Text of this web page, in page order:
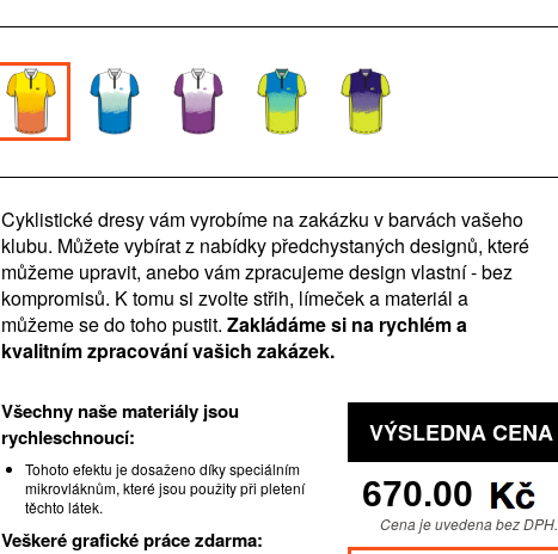
Cyklistické dresy vám vyrobíme na zakázku v barvách vašeho
klubu. Můžete vybírat z nabídky předchystaných designů, které
můžeme upravit, anebo vám zpracujeme design vlastní - bez
kompromisů. K tomu si zvolte střih, límeček a materiál a
můžeme se do toho pustit. Zakládáme si na rychlém a
kvalitním zpracování vašich zakázek.
Všechny naše materiály jsou
rychleschnoucí:
Tohoto efektu je dosaženo díky speciálním
mikrovláknům, které jsou použity při pletení
těchto látek.
Veškeré grafické práce zdarma:
VÝSLEDNA CENA
Cena je uvedena bez DPH.